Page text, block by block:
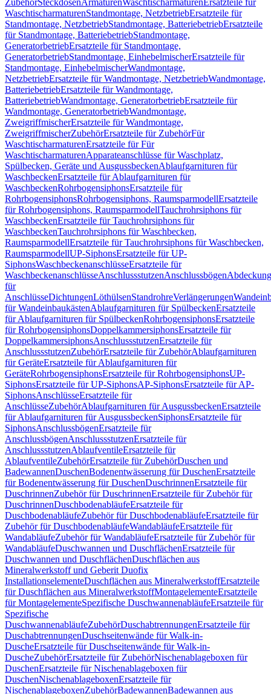
ZubehörSteckdosenArmaturenWaschtischarmaturen Ersatzteile für
WaschtischarmaturenStandmontage, NetzbetriebErsatzteile für
Standmontage, NetzbetriebStandmontage, BatteriebetriebErsatzteile
für Standmontage, BatteriebetriebStandmontage,
GeneratorbetriebErsatzteile für Standmontage,
GeneratorbetriebStandmontage, EinhebelmischerErsatzteile für
Standmontage, EinhebelmischerWandmontage,
NetzbetriebErsatzteile für Wandmontage, NetzbetriebWandmontage,
BatteriebetriebErsatzteile für Wandmontage,
BatteriebetriebWandmontage, GeneratorbetriebErsatzteile für
Wandmontage, GeneratorbetriebWandmontage,
ZweigriffmischerErsatzteile für Wandmontage,
ZweigriffmischerZubehörErsatzteile für ZubehörFür
WaschtischarmaturenErsatzteile für Für
WaschtischarmaturenApparateanschlüsse für Waschplatz,
Spülbecken, Geräte und AusgussbeckenAblaufgarnituren für
WaschbeckenErsatzteile für Ablaufgarnituren für
WaschbeckenRohrbogensiphonsErsatzteile für
RohrbogensiphonsRohrbogensiphons, RaumsparmodellErsatzteile
für Rohrbogensiphons, RaumsparmodellTauchrohrsiphons für
WaschbeckenErsatzteile für Tauchrohrsiphons für
WaschbeckenTauchrohrsiphons für Waschbecken,
RaumsparmodellErsatzteile für Tauchrohrsiphons für Waschbecken,
RaumsparmodellUP-SiphonsErsatzteile für UP-
SiphonsWaschbeckenanschlüsseErsatzteile für
WaschbeckenanschlüsseAnschlussstutzenAnschlussbögen
für
AnschlüsseDichtungenLöthülsenStandrohreVerlängerungen
für WandeinbaukästenAblaufgarnituren für SpülbeckenErsatzteile
für Ablaufgarnituren für SpülbeckenRohrbogensiphonsErsatzteile
für RohrbogensiphonsDoppelkammersiphonsErsatzteile für
DoppelkammersiphonsAnschlussstutzenErsatzteile für
AnschlussstutzenZubehörErsatzteile für ZubehörAblaufgarnituren
für GeräteErsatzteile für Ablaufgarnituren für
GeräteRohrbogensiphonsErsatzteile für RohrbogensiphonsUP-
SiphonsErsatzteile für UP-SiphonsAP-SiphonsErsatzteile für AP-
SiphonsAnschlüsseErsatzteile für
AnschlüsseZubehörAblaufgarnituren für AusgussbeckenErsatzteile
für Ablaufgarnituren für AusgussbeckenSiphonsErsatzteile für
SiphonsAnschlussbögenErsatzteile für
AnschlussbögenAnschlussstutzenErsatzteile für
AnschlussstutzenAblaufventileErsatzteile für
AblaufventileZubehörErsatzteile für ZubehörDuschen und
BadewannenDuschenBodenentwässerung für DuschenErsatzteile
für Bodenentwässerung für DuschenDuschrinnenErsatzteile für
DuschrinnenZubehör für DuschrinnenErsatzteile für Zubehör für
DuschrinnenDuschbodenabläufeErsatzteile für
DuschbodenabläufeZubehör für DuschbodenabläufeErsatzteile für
Zubehör für DuschbodenabläufeWandabläufeErsatzteile für
WandabläufeZubehör für WandabläufeErsatzteile für Zubehör für
WandabläufeDuschwannen und DuschflächenErsatzteile für
Duschwannen und DuschflächenDuschflächen aus
Mineralwerkstoff und Geberit Duofix
InstallationselementeDuschflächen aus MineralwerkstoffErsatzteile
für Duschflächen aus MineralwerkstoffMontagelementeErsatzteile
für MontagelementeSpezifische DuschwannenabläufeErsatzteile für
Spezifische
DuschwannenabläufeZubehörDuschabtrennungenErsatzteile für
DuschabtrennungenDuschseitenwände für Walk-in-
DuscheErsatzteile für Duschseitenwände für Walk-in-
DuscheZubehörErsatzteile für ZubehörNischenablageboxen für
DuschenErsatzteile für Nischenablageboxen für
DuschenNischenablageboxenErsatzteile für
NischenablageboxenZubehörBadewannenBadewannen aus